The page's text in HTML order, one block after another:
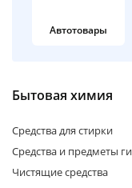
Автотовары
Бытовая химия
Средства для стирки
Средства и предметы
Чистящие средства